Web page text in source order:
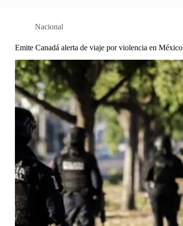
Nacional
Emite Canadá alerta de viaje por violencia en México